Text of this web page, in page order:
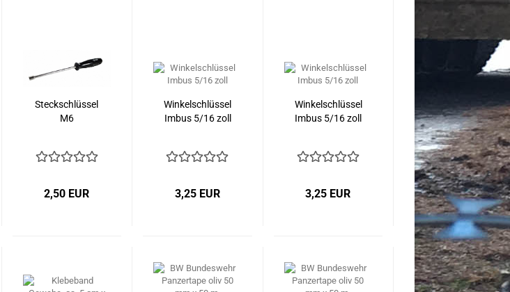
Steckschlüssel
M6
2,50 EUR
Winkelschlüssel
Imbus 5/16 zoll
3,25 EUR
Winkelschlüssel
Imbus 5/16 zoll
3,25 EUR